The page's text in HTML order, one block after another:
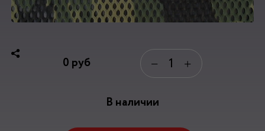
0 руб − +
В наличии